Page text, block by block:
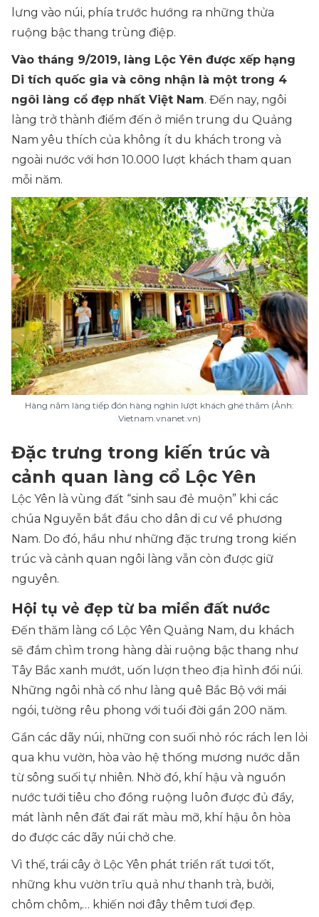
lưng vào núi, phía trước hướng ra những thửa
ruộng bậc thang trùng điệp.
Vào tháng 9/2019, làng Lộc Yên được xếp hạng
Di tích quốc gia và công nhận là một trong 4
ngôi làng cổ đẹp nhất Việt Nam. Đến nay, ngôi
làng trở thành điểm đến ở miền trung du Quảng
Nam yêu thích của không ít du khách trong và
ngoài nước với hơn 10.000 lượt khách tham quan
mỗi năm.
Hàng năm làng tiếp đón hàng nghìn lượt khách ghé thăm (Ảnh:
Vietnam.vnanet.vn)
Đặc trưng trong kiến trúc và
cảnh quan làng cổ Lộc Yên
Lộc Yên là vùng đất “sinh sau đẻ muộn” khi các
chúa Nguyễn bắt đầu cho dân di cư về phương
Nam. Do đó, hầu như những đặc trưng trong kiến
trúc và cảnh quan ngôi làng vẫn còn được giữ
nguyên.
Hội tụ vẻ đẹp từ ba miền đất nước
Đến thăm làng cổ Lộc Yên Quảng Nam, du khách
sẽ đắm chìm trong hàng dài ruộng bậc thang như
Tây Bắc xanh mướt, uốn lượn theo địa hình đồi núi.
Những ngôi nhà cổ như làng quê Bắc Bộ với mái
ngói, tường rêu phong với tuổi đời gần 200 năm.
Gần các dãy núi, những con suối nhỏ róc rách len lỏi
qua khu vườn, hòa vào hệ thống mương nước dẫn
từ sông suối tự nhiên. Nhờ đó, khí hậu và nguồn
nước tưới tiêu cho đồng ruộng luôn được đủ đầy,
mát lành nên đất đai rất màu mỡ, khí hậu ôn hòa
do được các dãy núi chở che.
Vì thế, trái cây ở Lộc Yên phát triển rất tươi tốt,
những khu vườn trĩu quả như thanh trà, bưởi,
chôm chôm,… khiến nơi đây thêm tươi đẹp.